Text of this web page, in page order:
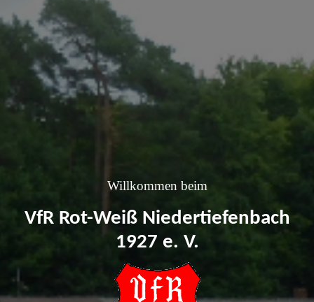
Willkommen beim
VfR Rot-Weiß Niedertiefenbach
1927 e. V.